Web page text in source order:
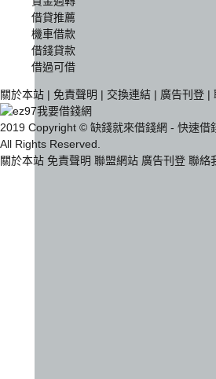
借貸推薦
機車借款
借錢貸款
借過可借
關於本站 | 免責聲明 | 交換連結 | 廣告刊登 |
2019 Copyright © 缺錢就來借錢網 - 快速借
All Rights Reserved.
關於本站 免責聲明 聯盟網站 廣告刊登 聯絡